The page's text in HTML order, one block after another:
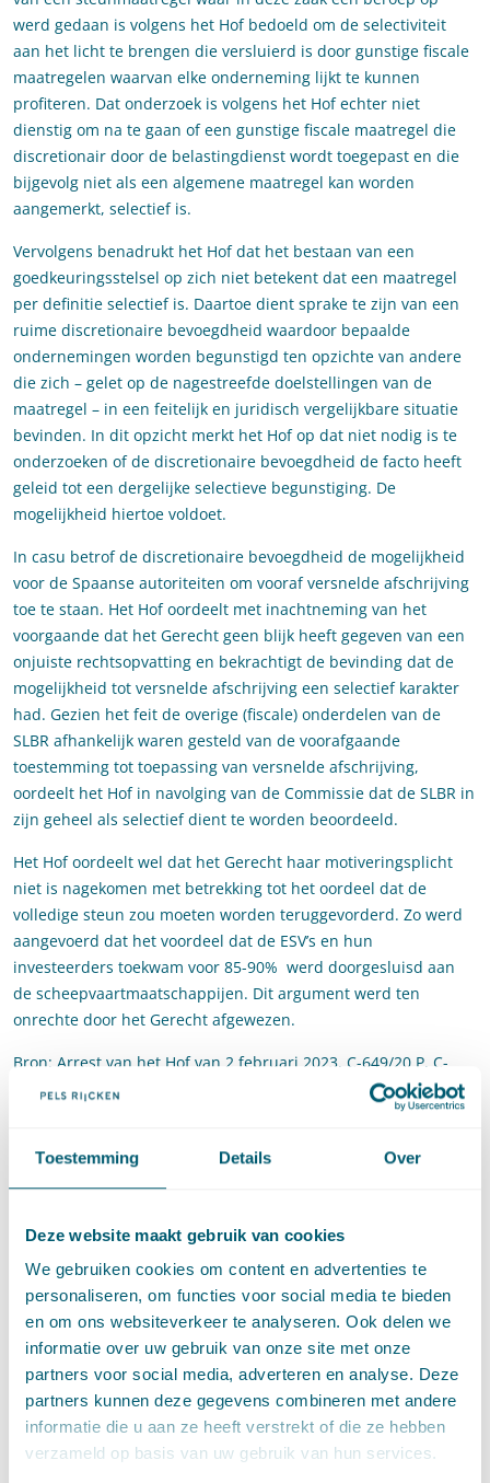
Toestemming Details Over
Deze website maakt gebruik van cookies
We gebruiken cookies om content en advertenties te
personaliseren, om functies voor social media te bieden
en om ons websiteverkeer te analyseren. Ook delen we
informatie over uw gebruik van onze site met onze
partners voor social media, adverteren en analyse. Deze
partners kunnen deze gegevens combineren met andere
informatie die u aan ze heeft verstrekt of die ze hebben
verzameld op basis van uw gebruik van hun services.
werd gedaan is volgens het Hof bedoeld om de selectiviteit
aan het licht te brengen die versluierd is door gunstige fiscale
maatregelen waarvan elke onderneming lijkt te kunnen
profiteren. Dat onderzoek is volgens het Hof echter niet
dienstig om na te gaan of een gunstige fiscale maatregel die
discretionair door de belastingdienst wordt toegepast en die
bijgevolg niet als een algemene maatregel kan worden
aangemerkt, selectief is.
Vervolgens benadrukt het Hof dat het bestaan van een
goedkeuringsstelsel op zich niet betekent dat een maatregel
per definitie selectief is. Daartoe dient sprake te zijn van een
ruime discretionaire bevoegdheid waardoor bepaalde
ondernemingen worden begunstigd ten opzichte van andere
die zich – gelet op de nagestreefde doelstellingen van de
maatregel – in een feitelijk en juridisch vergelijkbare situatie
bevinden. In dit opzicht merkt het Hof op dat niet nodig is te
onderzoeken of de discretionaire bevoegdheid de facto heeft
geleid tot een dergelijke selectieve begunstiging. De
mogelijkheid hiertoe voldoet.
In casu betrof de discretionaire bevoegdheid de mogelijkheid
voor de Spaanse autoriteiten om vooraf versnelde afschrijving
toe te staan. Het Hof oordeelt met inachtneming van het
voorgaande dat het Gerecht geen blijk heeft gegeven van een
onjuiste rechtsopvatting en bekrachtigt de bevinding dat de
mogelijkheid tot versnelde afschrijving een selectief karakter
had. Gezien het feit de overige (fiscale) onderdelen van de
SLBR afhankelijk waren gesteld van de voorafgaande
toestemming tot toepassing van versnelde afschrijving,
oordeelt het Hof in navolging van de Commissie dat de SLBR in
zijn geheel als selectief dient te worden beoordeeld.
Het Hof oordeelt wel dat het Gerecht haar motiveringsplicht
niet is nagekomen met betrekking tot het oordeel dat de
volledige steun zou moeten worden teruggevorderd. Zo werd
aangevoerd dat het voordeel dat de ESV’s en hun
investeerders toekwam voor 85-90% werd doorgesluisd aan
de scheepvaartmaatschappijen. Dit argument werd ten
onrechte door het Gerecht afgewezen.
Bron: Arrest van het Hof van 2 februari 2023, C-649/20 P, C-
658/20 P en C-662/20 P
Commissie besluit voor de
steun aan de internationale
luchthaven van Timișoara
nietig is
Op 8 februari jl. heeft het Gerecht geoordeeld dat de
Commissie ten onrechte de Roemeense steun aan de
internationale luchthaven van Timișoara ten gunste van Wizz
Air verenigbaar heeft verklaard met de interne markt. De
Commissie heeft niet voldoende onderzocht of de maatregelen